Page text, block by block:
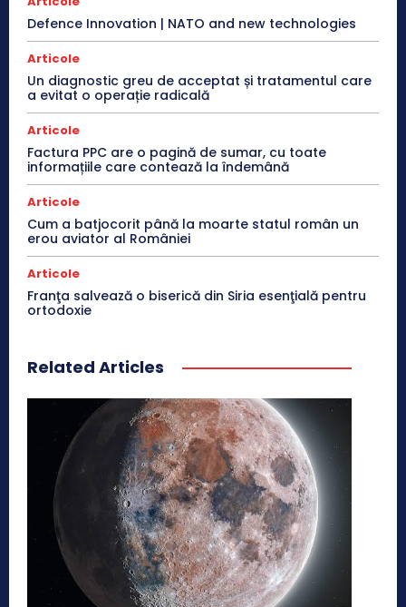
Defence Innovation | NATO and new technologies
Articole
Un diagnostic greu de acceptat și tratamentul care
a evitat o operație radicală
Articole
Factura PPC are o pagină de sumar, cu toate
informațiile care contează la îndemână
Articole
Cum a batjocorit până la moarte statul român un
erou aviator al României
Articole
Franţa salvează o biserică din Siria esenţială pentru
ortodoxie
Related Articles